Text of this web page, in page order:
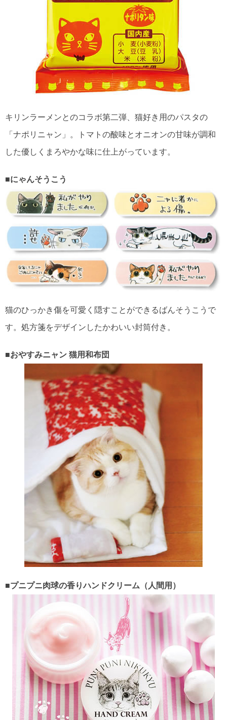
キリンラーメンとのコラボ第二弾、猫好き用のパスタの
「ナポリニャン」。トマトの酸味とオニオンの甘味が調和
した優しくまろやかな味に仕上がっています。
■にゃんそうこう
猫のひっかき傷を可愛く隠すことができるばんそうこうで
す。処方箋をデザインしたかわいい封筒付き。
■おやすみニャン 猫用和布団
■プニプニ肉球の香りハンドクリーム（人間用）